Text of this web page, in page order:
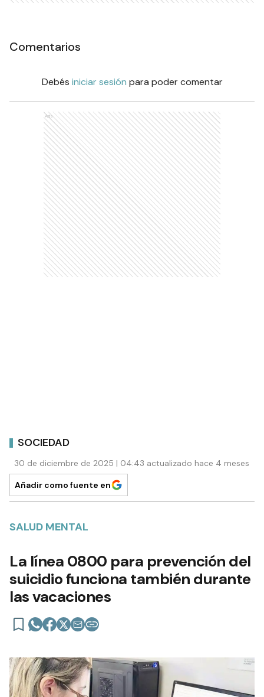
Comentarios
Debés iniciar sesión para poder comentar
Ads
SOCIEDAD
30 de diciembre de 2025 | 04:43 actualizado hace 4 meses
Añadir como fuente en
SALUD MENTAL
La línea 0800 para prevención del
suicidio funciona también durante
las vacaciones